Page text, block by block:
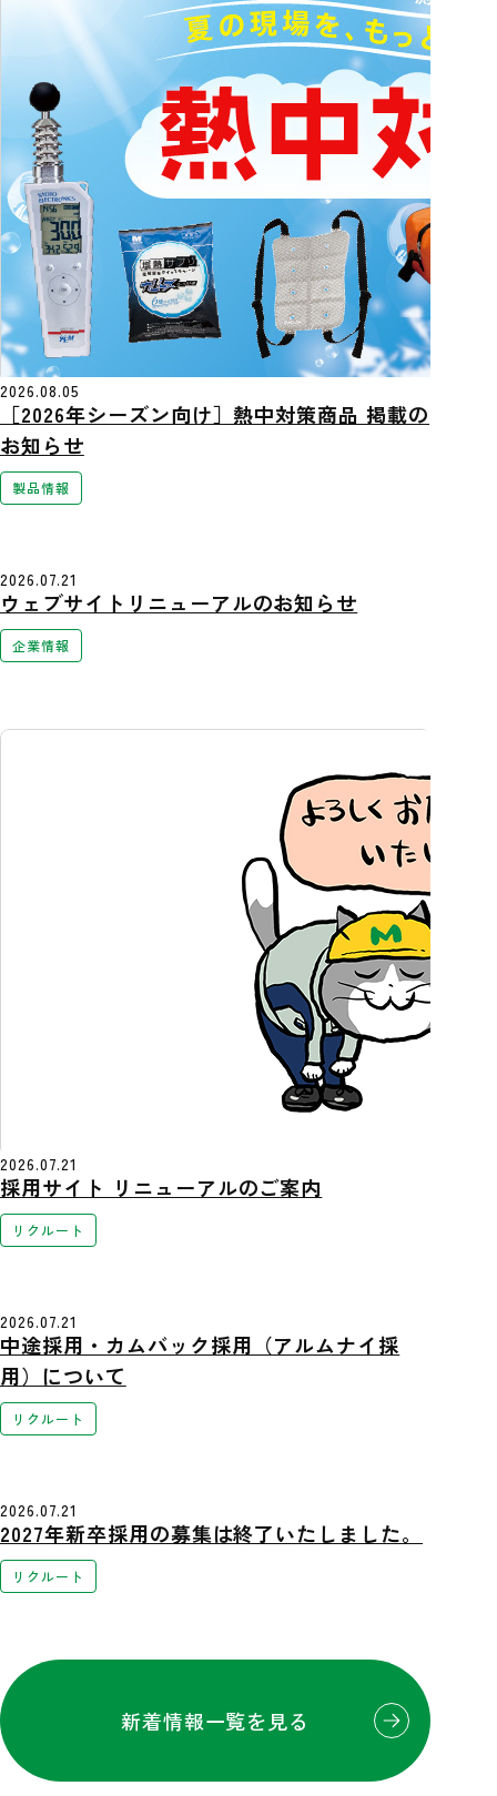
2026.08.05
［2026年シーズン向け］熱中対策商品 掲載の
お知らせ
製品情報
2026.07.21
ウェブサイトリニューアルのお知らせ
企業情報
2026.07.21
採用サイト リニューアルのご案内
リクルート
2026.07.21
中途採用・カムバック採用（アルムナイ採
用）について
リクルート
2026.07.21
2027年新卒採用の募集は終了いたしました。
リクルート
新着情報一覧を見る